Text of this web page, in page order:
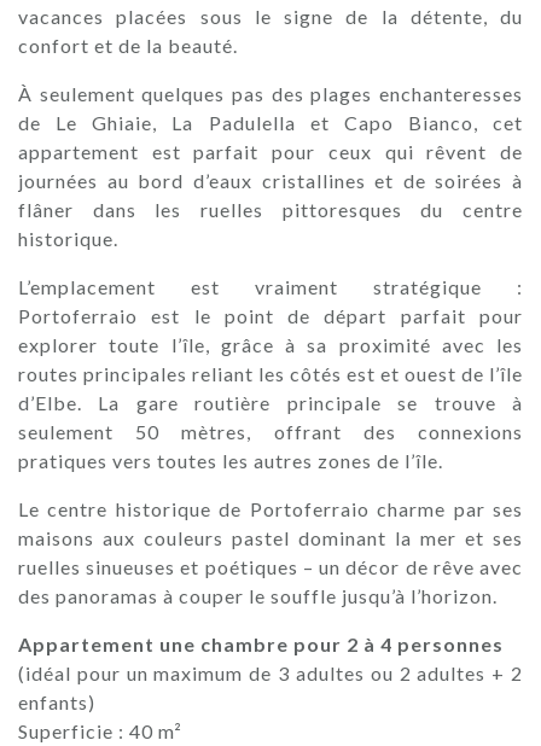
vacances placées sous le signe de la détente, du
confort et de la beauté.
À seulement quelques pas des plages enchanteresses
de Le Ghiaie, La Padulella et Capo Bianco, cet
appartement est parfait pour ceux qui rêvent de
journées au bord d’eaux cristallines et de soirées à
flâner dans les ruelles pittoresques du centre
historique.
L’emplacement est vraiment stratégique :
Portoferraio est le point de départ parfait pour
explorer toute l’île, grâce à sa proximité avec les
routes principales reliant les côtés est et ouest de l’île
d’Elbe. La gare routière principale se trouve à
seulement 50 mètres, offrant des connexions
pratiques vers toutes les autres zones de l’île.
Le centre historique de Portoferraio charme par ses
maisons aux couleurs pastel dominant la mer et ses
ruelles sinueuses et poétiques – un décor de rêve avec
des panoramas à couper le souffle jusqu’à l’horizon.
Appartement une chambre pour 2 à 4 personnes
(idéal pour un maximum de 3 adultes ou 2 adultes + 2
enfants)
Superficie : 40 m²